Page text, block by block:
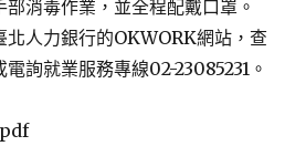
消毒作業，並全程配戴口罩。
北人力銀行的OKWORK網站，查
詢就業服務專線02-23085231。